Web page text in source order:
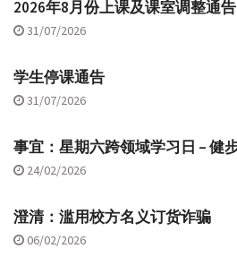
2026年8月份上课及课室调整通告
31/07/2026
学生停课通告
31/07/2026
事宜：星期六跨领域学习日 – 健
24/02/2026
澄清：滥用校方名义订货诈骗
06/02/2026